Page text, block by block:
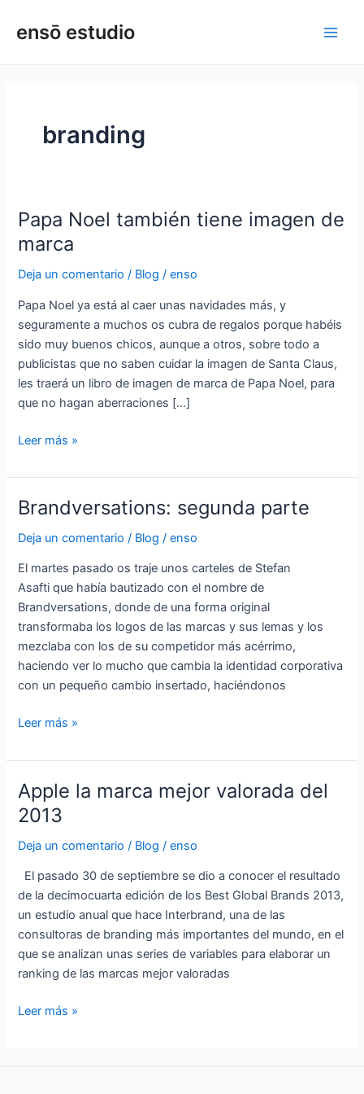
ensō estudio
branding
Papa Noel también tiene imagen de
marca
Deja un comentario / Blog /enso
Papa Noel ya está al caer unas navidades más, y
seguramente a muchos os cubra de regalos porque habéis
sido muy buenos chicos, aunque a otros, sobre todo a
publicistas que no saben cuidar la imagen de Santa Claus,
les traerá un libro de imagen de marca de Papa Noel, para
que no hagan aberraciones […]
Papa
también
tiene
de
marca
Leer más »
Brandversations: segunda parte
Deja un comentario / Blog /enso
El martes pasado os traje unos carteles de Stefan
Asafti que había bautizado con el nombre de
Brandversations, donde de una forma original
transformaba los logos de las marcas y sus lemas y los
mezclaba con los de su competidor más acérrimo,
haciendo ver lo mucho que cambia la identidad corporativa
con un pequeño cambio insertado, haciéndonos
Brandversations:
parte
Leer más »
Apple la marca mejor valorada del
2013
Deja un comentario / Blog /enso
El pasado 30 de septiembre se dio a conocer el resultado
de la decimocuarta edición de los Best Global Brands 2013,
un estudio anual que hace Interbrand, una de las
consultoras de branding más importantes del mundo, en el
que se analizan unas series de variables para elaborar un
ranking de las marcas mejor valoradas
Apple
la
marca
mejor
2013
Leer más »